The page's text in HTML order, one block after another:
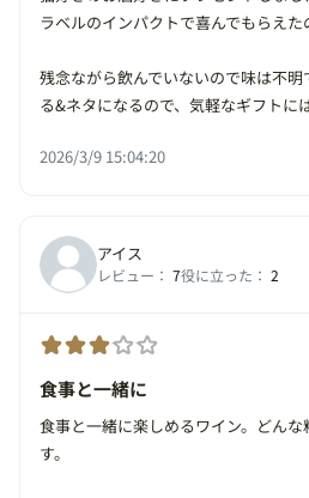
ラベルのインパクトで喜んでもらえ
残念ながら飲んでいないので味は不
る&ネタになるので、気軽なギフトに
2026/3/9 15:04:20
アイス
レビュー： 7役に立った： 2
食事と一緒に
食事と一緒に楽しめるワイン。どん
す。